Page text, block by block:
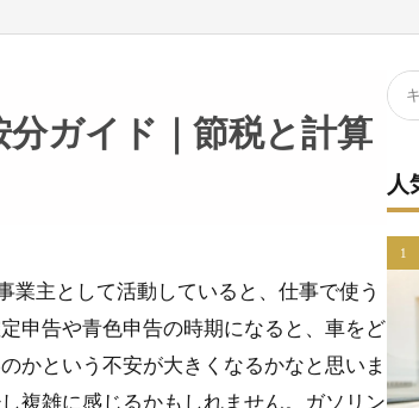
ガイド｜節税と計算
業主として活動していると、仕事で使う
申告や青色申告の時期になると、車をど
かという不安が大きくなるかなと思いま
複雑に感じるかもしれません。ガソリン
人